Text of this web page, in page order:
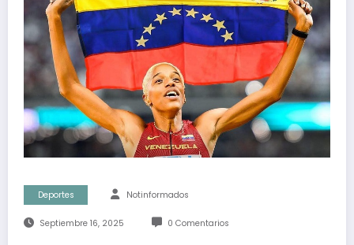
Deportes Notinformados
Septiembre 16, 2025 0 Comentarios